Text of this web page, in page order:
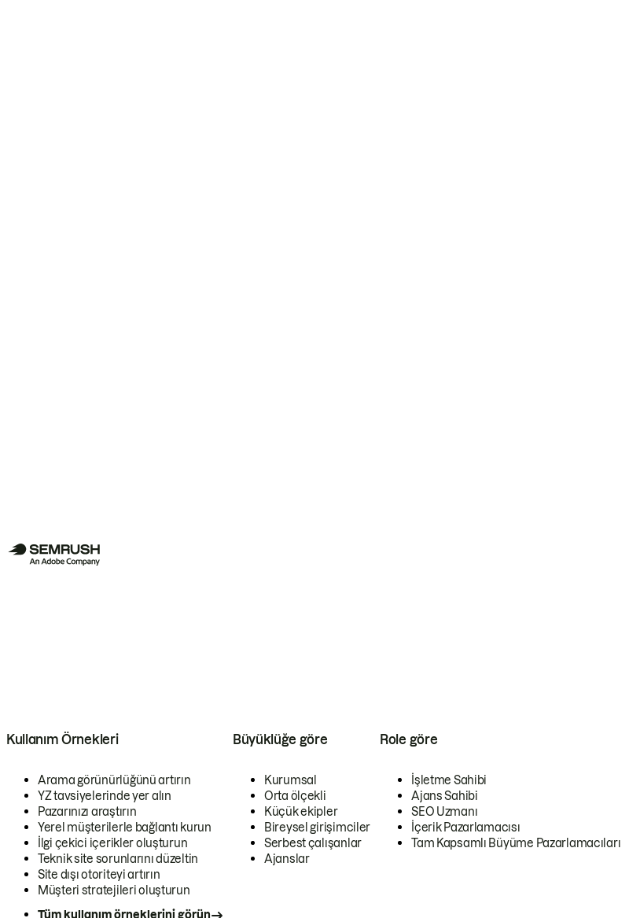
Kullanım Örnekleri
Arama görünürlüğünü artırın
YZ tavsiyelerinde yer alın
Pazarınızı araştırın
Yerel müşterilerle bağlantı kurun
İlgi çekici içerikler oluşturun
Teknik site sorunlarını düzeltin
Site dışı otoriteyi artırın
Müşteri stratejileri oluşturun
Tüm kullanım örneklerini görün
Büyüklüğe göre
Kurumsal
Orta ölçekli
Küçük ekipler
Bireysel girişimciler
Serbest çalışanlar
Ajanslar
Role göre
İşletme Sahibi
Ajans Sahibi
SEO Uzmanı
İçerik Pazarlamacısı
Tam Kapsamlı Büyüme Pazarlamacıları